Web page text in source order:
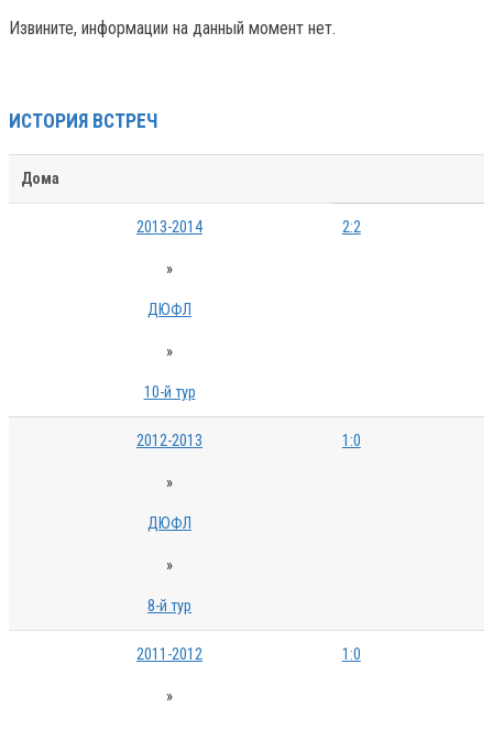
Извините, информации на данный момент нет.
ИСТОРИЯ ВСТРЕЧ
Дома
2013-2014
»
ДЮФЛ
»
10-й тур
2:2
2012-2013
»
ДЮФЛ
»
8-й тур
1:0
2011-2012
»
1:0